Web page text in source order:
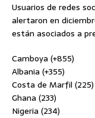
Usuarios de redes
alertaron en
están asociados a
Camboya (+855)
Albania (+355)
Costa de Marfil (225)
Ghana (233)
Nigeria (234)